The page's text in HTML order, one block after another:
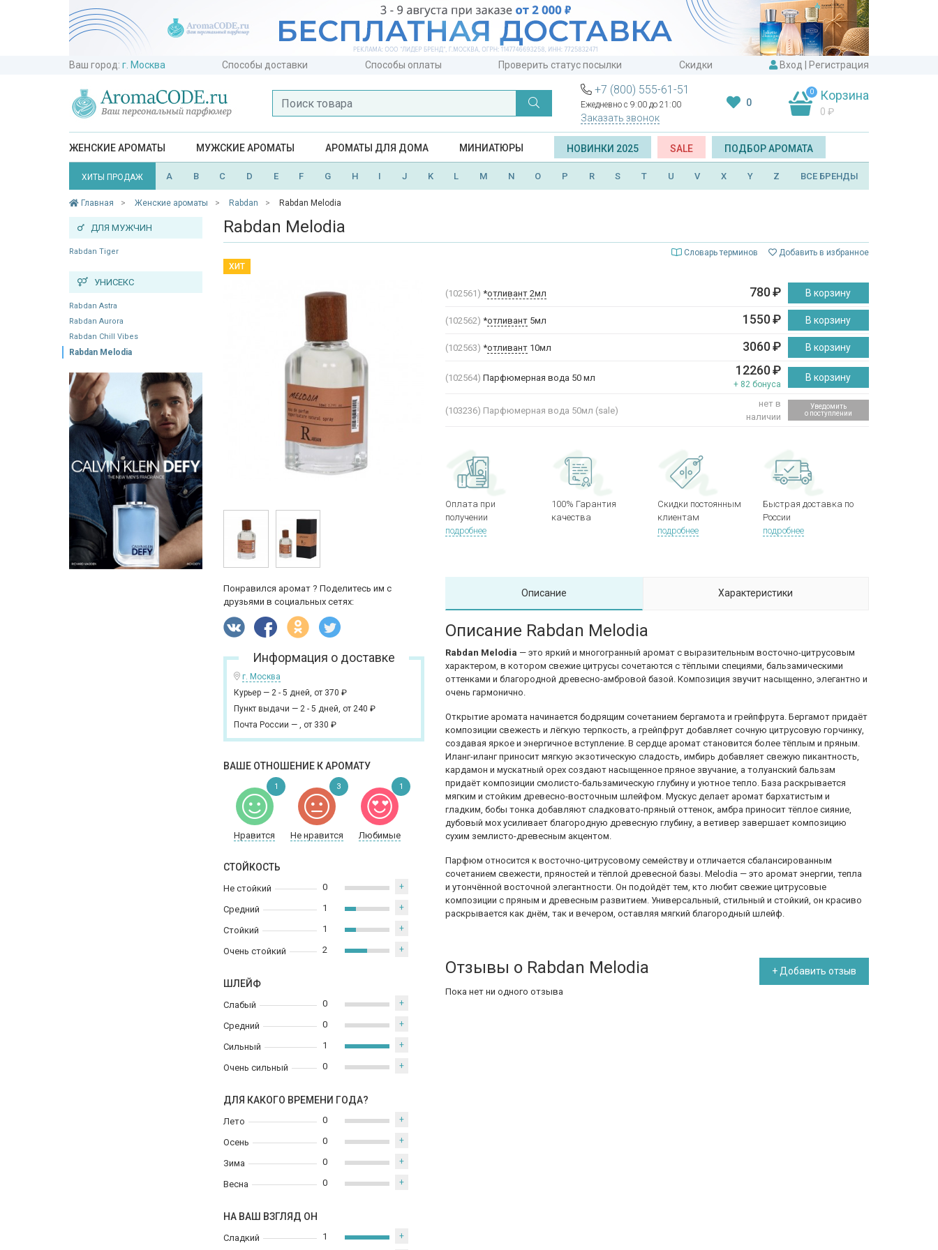
Ваш город: г. Москва Способы доставки Способы оплаты Проверить статус посылки Скидки Вход Регистрация
+7 (800) 555-61-51
Ежедневно с 9:00 до 21:00
Заказать звонок
0
0 Корзина
0 ₽
ЖЕНСКИЕ АРОМАТЫ МУЖСКИЕ АРОМАТЫ АРОМАТЫ ДЛЯ ДОМА МИНИАТЮРЫ НОВИНКИ 2025 SALE ПОДБОР АРОМАТА
ХИТЫ ПРОДАЖ A B C D E F G H I J K L M N O P R S T U V X Y Z ВСЕ БРЕНДЫ
Главная Женские ароматы Rabdan Rabdan Melodia
ДЛЯ МУЖЧИН
Rabdan Tiger
УНИСЕКС
Rabdan Astra
Rabdan Aurora
Rabdan Chill Vibes
Rabdan Melodia
Rabdan Melodia
Словарь терминов
Добавить в избранное
ХИТ
Понравился аромат ? Поделитесь им с
друзьями в социальных сетях:
Информация о доставке
г. Москва
Курьер — 2 - 5 дней, от 370 ₽
Пункт выдачи — 2 - 5 дней, от 240 ₽
Почта России — , от 330 ₽
ВАШЕ ОТНОШЕНИЕ К АРОМАТУ
Нравится Не нравится Любимые
1 3 1
СТОЙКОСТЬ
Не стойкий
Средний
Стойкий
Очень стойкий
0 +
1 +
1 +
2 +
ШЛЕЙФ
Слабый
Средний
Сильный
Очень сильный
0 +
0 +
1 +
0 +
ДЛЯ КАКОГО ВРЕМЕНИ ГОДА?
Лето
Осень
Зима
Весна
0 +
0 +
0 +
0 +
НА ВАШ ВЗГЛЯД ОН
Сладкий
1 +
(102561) *отливант 2мл 780₽ В корзину
(102562) *отливант 5мл 1550₽ В корзину
(102563) *отливант 10мл 3060₽ В корзину
(102564) Парфюмерная вода 50 мл 12260₽
+ 82 бонуса
В корзину
(103236) Парфюмерная вода 50мл (sale)
нет в
наличии
Уведомить
о поступлении
Оплата при
получении
подробнее
100% Гарантия
качества
Скидки постоянным
клиентам
подробнее
Быстрая доставка по
России
подробнее
Описание Характеристики
Описание Rabdan Melodia
Rabdan Melodia — это яркий и многогранный аромат с выразительным восточно-цитрусовым
характером, в котором свежие цитрусы сочетаются с тёплыми специями, бальзамическими
оттенками и благородной древесно-амбровой базой. Композиция звучит насыщенно, элегантно и
очень гармонично.
Открытие аромата начинается бодрящим сочетанием бергамота и грейпфрута. Бергамот придаёт
композиции свежесть и лёгкую терпкость, а грейпфрут добавляет сочную цитрусовую горчинку,
создавая яркое и энергичное вступление. В сердце аромат становится более тёплым и пряным.
Иланг-иланг приносит мягкую экзотическую сладость, имбирь добавляет свежую пикантность,
кардамон и мускатный орех создают насыщенное пряное звучание, а толуанский бальзам
придаёт композиции смолисто-бальзамическую глубину и уютное тепло. База раскрывается
мягким и стойким древесно-восточным шлейфом. Мускус делает аромат бархатистым и
гладким, бобы тонка добавляют сладковато-пряный оттенок, амбра приносит тёплое сияние,
дубовый мох усиливает благородную древесную глубину, а ветивер завершает композицию
сухим землисто-древесным акцентом.
Парфюм относится к восточно-цитрусовому семейству и отличается сбалансированным
сочетанием свежести, пряностей и тёплой древесной базы. Melodia — это аромат энергии, тепла
и утончённой восточной элегантности. Он подойдёт тем, кто любит свежие цитрусовые
композиции с пряным и древесным развитием. Универсальный, стильный и стойкий, он красиво
раскрывается как днём, так и вечером, оставляя мягкий благородный шлейф.
Отзывы о Rabdan Melodia + Добавить отзыв
Пока нет ни одного отзыва